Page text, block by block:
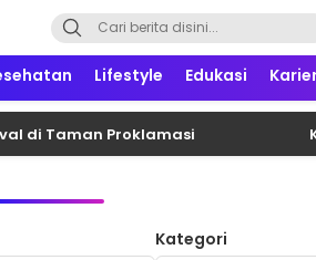
yang informatif, edukatif dan
Lifestyle Edukasi
Taman Proklamasi
Kategori